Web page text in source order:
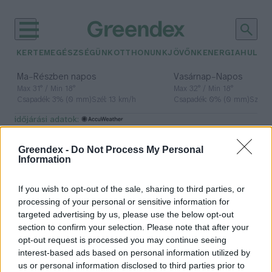
Greendex - Do Not Process My Personal
Information
If you wish to opt-out of the sale, sharing to third parties, or
processing of your personal or sensitive information for
targeted advertising by us, please use the below opt-out
section to confirm your selection. Please note that after your
opt-out request is processed you may continue seeing
interest-based ads based on personal information utilized by
us or personal information disclosed to third parties prior to
KERTEM EGÉSZSÉGÜNK OTTHONUNKJÖVŐNK ENERGIA
Ma– Részben napos
Max 31° / Min 18°
Csapadék: 3% (0 mm)Szél: 13 km/h
Vasárnap– Napos
Max 32° / Min 18°
Csapadék: 0% (0 mm)Szél:
időjárási adatok:
földsüllyedés
New York hamarosan elsüllyedhet
a felhőkarcolók súlya alatt
Greendex szemle